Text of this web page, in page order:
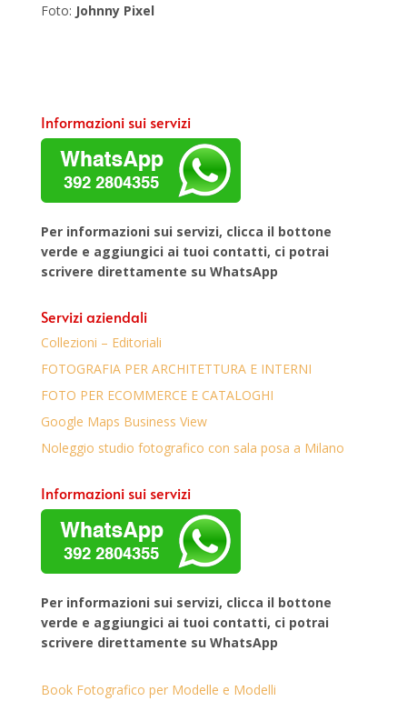
Foto: Johnny Pixel
Informazioni sui servizi
Per informazioni sui servizi, clicca il bottone
verde e aggiungici ai tuoi contatti, ci potrai
scrivere direttamente su WhatsApp
Servizi aziendali
Collezioni – Editoriali
FOTOGRAFIA PER ARCHITETTURA E INTERNI
FOTO PER ECOMMERCE E CATALOGHI
Google Maps Business View
Noleggio studio fotografico con sala posa a Milano
Informazioni sui servizi
Per informazioni sui servizi, clicca il bottone
verde e aggiungici ai tuoi contatti, ci potrai
scrivere direttamente su WhatsApp
Book Fotografico per Modelle e Modelli